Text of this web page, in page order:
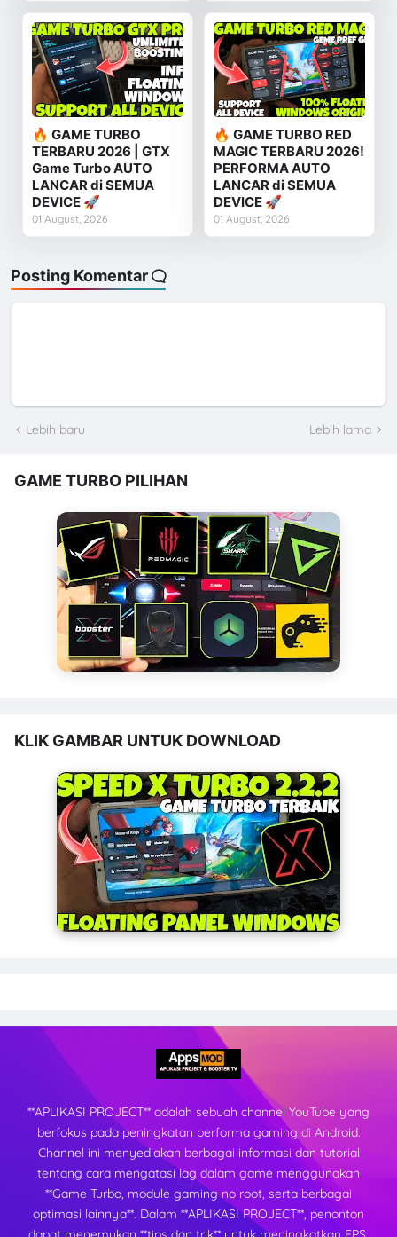
🔥 GAME TURBO
TERBARU 2026 | GTX
Game Turbo AUTO
LANCAR di SEMUA
DEVICE 🚀
01 August, 2026
🔥 GAME TURBO RED
MAGIC TERBARU 2026!
PERFORMA AUTO
LANCAR di SEMUA
DEVICE 🚀
01 August, 2026
Posting Komentar
Lebih baru Lebih lama
GAME TURBO PILIHAN
KLIK GAMBAR UNTUK DOWNLOAD
**APLIKASI PROJECT** adalah sebuah channel YouTube yang
berfokus pada peningkatan performa gaming di Android.
Channel ini menyediakan berbagai informasi dan tutorial
tentang cara mengatasi lag dalam game menggunakan
**Game Turbo, module gaming no root, serta berbagai
optimasi lainnya**. Dalam **APLIKASI PROJECT**, penonton